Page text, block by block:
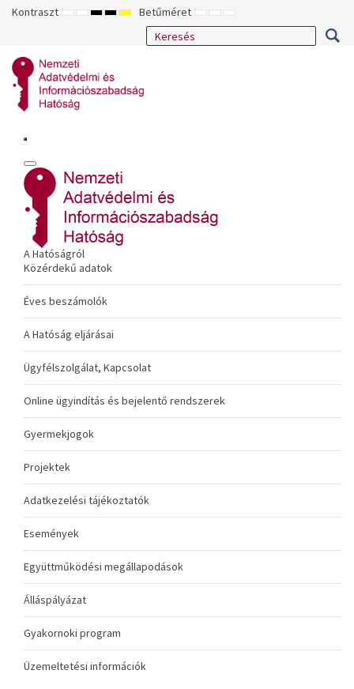
Kontraszt ALAPÉRTELMEZETT
ÉJSZAKAI
NAGY
KONTRASZTÚ
NAGY
KONTRASZTÚ
NAGY
KONTRASZTÚ
SÁRGA
FEKETE
Betűméret KISEBB
BETŰTÍPUS
ALAPÉRTELMEZETT
BETŰMÉRET
NAGYOBB
BETŰMÉRET
A Hatóságról
Közérdekű adatok
Éves beszámolók
A Hatóság eljárásai
Ügyfélszolgálat, Kapcsolat
Online ügyindítás és bejelentő rendszerek
Gyermekjogok
Projektek
Adatkezelési tájékoztatók
Események
Együttműködési megállapodások
Álláspályázat
Gyakornoki program
Üzemeltetési információk